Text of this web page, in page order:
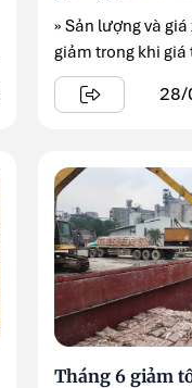
» Sản lượng và
giảm trong khi
mạnh ...
28/
Tháng 6 giảm